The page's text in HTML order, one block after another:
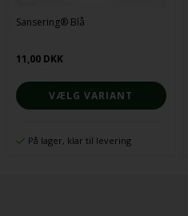
Sansering® Blå
11,00 DKK
VÆLG VARIANT
På lager, klar til levering